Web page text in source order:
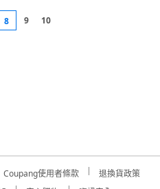
8 9 10
Coupang使用者條款
退換貨政策